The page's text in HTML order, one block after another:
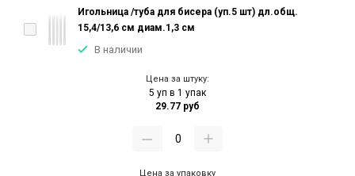
Игольница /туба для бисера (уп.5 шт) дл.общ.
15,4/13,6 см диам.1,3 см
В наличии
Цена за штуку:
5 уп в 1 упак
29.77 руб
Цена за упаковку